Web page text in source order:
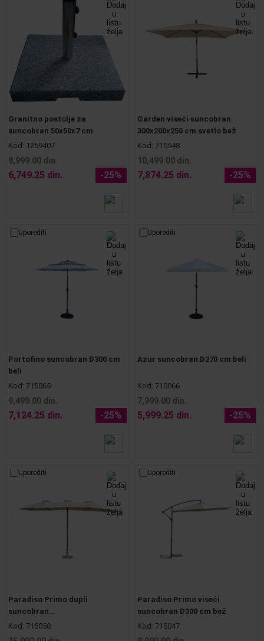
Granitno postolje za
suncobran 50x50x7 cm
Kod: 1259407
8,999.00 din.
6,749.25 din. -25%
Garden viseći suncobran
300x200x250 cm svetlo bež
Kod: 715548
10,499.00 din.
7,874.25 din. -25%
Uporediti
Portofino suncobran D300 cm
beli
Kod: 715065
9,499.00 din.
7,124.25 din. -25%
Uporediti
Azur suncobran D270 cm beli
Kod: 715066
7,999.00 din.
5,999.25 din. -25%
Uporediti
Paradiso Primo dupli
suncobran
450(130/185/130)x260x230 bež
Kod: 715058
Uporediti
Paradiso Primo viseći
suncobran D300 cm bež
Kod: 715047